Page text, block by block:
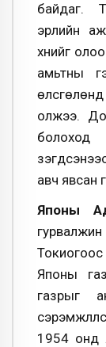
байдаг.
эрлийн
хүнийг
амьтны
олжээ.
болоход
авч явсан
Японы
Японы
газрыг
1954 онд